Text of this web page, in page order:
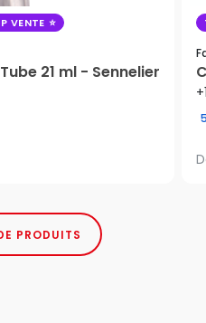
VENTE
21 ml - Sennelier
PRODUITS